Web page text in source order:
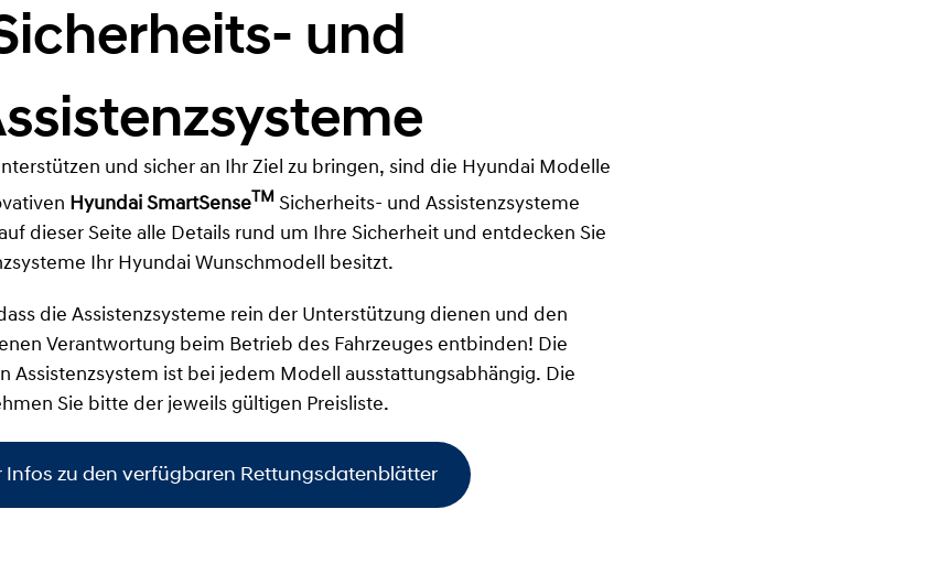
und
und sicher an Ihr Ziel zu bringen, sind die Hyundai Modelle
Hyundai SmartSense TM Sicherheits- und Assistenzsysteme
dieser Seite alle Details rund um Ihre Sicherheit und entdecken Sie
Ihr Hyundai Wunschmodell besitzt.
die Assistenzsysteme rein der Unterstützung dienen und den
Verantwortung beim Betrieb des Fahrzeuges entbinden! Die
Assistenzsystem ist bei jedem Modell ausstattungsabhängig. Die
Sie bitte der jeweils gültigen Preisliste.
Infos zu den verfügbaren Rettungsdatenblätter